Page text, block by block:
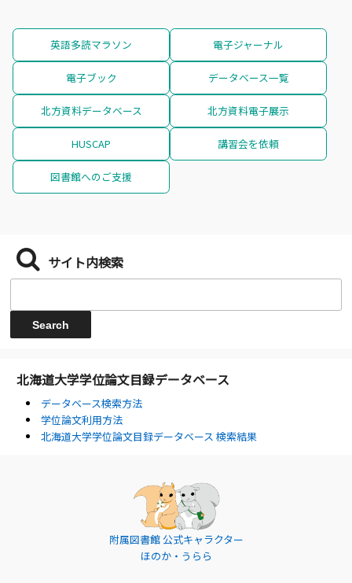
英語多読マラソン 電子ジャーナル
電子ブック データベース一覧
北方資料データベース 北方資料電子展示
HUSCAP 講習会を依頼
図書館へのご支援
サイト内検索
北海道大学学位論文目録データベース
データベース検索方法
学位論文利用方法
北海道大学学位論文目録データベース 検索結果
附属図書館 公式キャラクター
ほのか・うらら